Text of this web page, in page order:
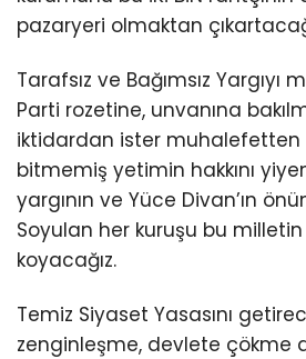
pazaryeri olmaktan
Tarafsız ve Bağımsız Yargıyı
Parti rozetine, unvanına
iktidardan ister muhalefetten
bitmemiş yetimin hakkını yiyen
yargının ve Yüce Divan’ın
Soyulan her kuruşu bu milletin
koyacağız.
Temiz Siyaset Yasasını
zenginleşme, devlete çökme